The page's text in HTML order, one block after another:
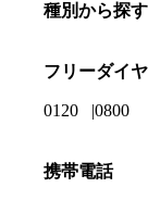
種別から探す
フリーダイ
0120 0800
携帯電話